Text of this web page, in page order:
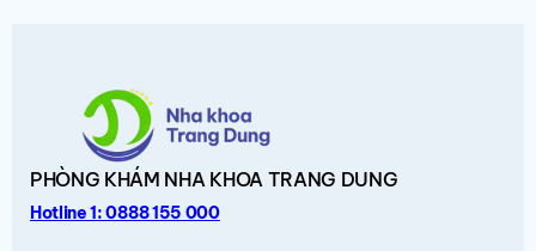
PHÒNG KHÁM NHA KHOA TRANG DUNG
Hotline 1: 0888 155 000